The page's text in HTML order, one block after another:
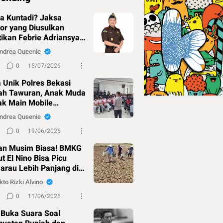
Kuntadi? Jaksa
yang Diusulkan
Febrie Adriansyah
Jampidsus
Queenie
0 15/07/2026
Unik Polres Bekasi
Tawuran, Anak Muda
Main Mobile
Queenie
0 19/06/2026
Musim Biasa! BMKG
El Nino Bisa Picu
Lebih Panjang di
Rizki Alvino
0 11/06/2026
Suara Soal